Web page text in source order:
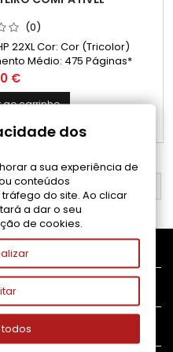
(0)
22XL Cor: Cor (Tricolor)
Médio: 475 Páginas*
€
ao carrinho
VOLTAR AO TOPO
dos
a sua experiência de
conteúdos
do site. Ao clicar
a dar o seu
de cookies.